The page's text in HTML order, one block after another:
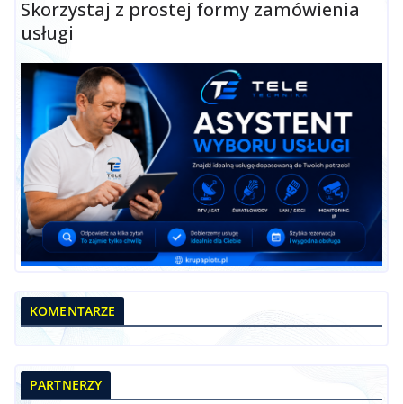
Skorzystaj z prostej formy zamówienia
usługi
KOMENTARZE
PARTNERZY